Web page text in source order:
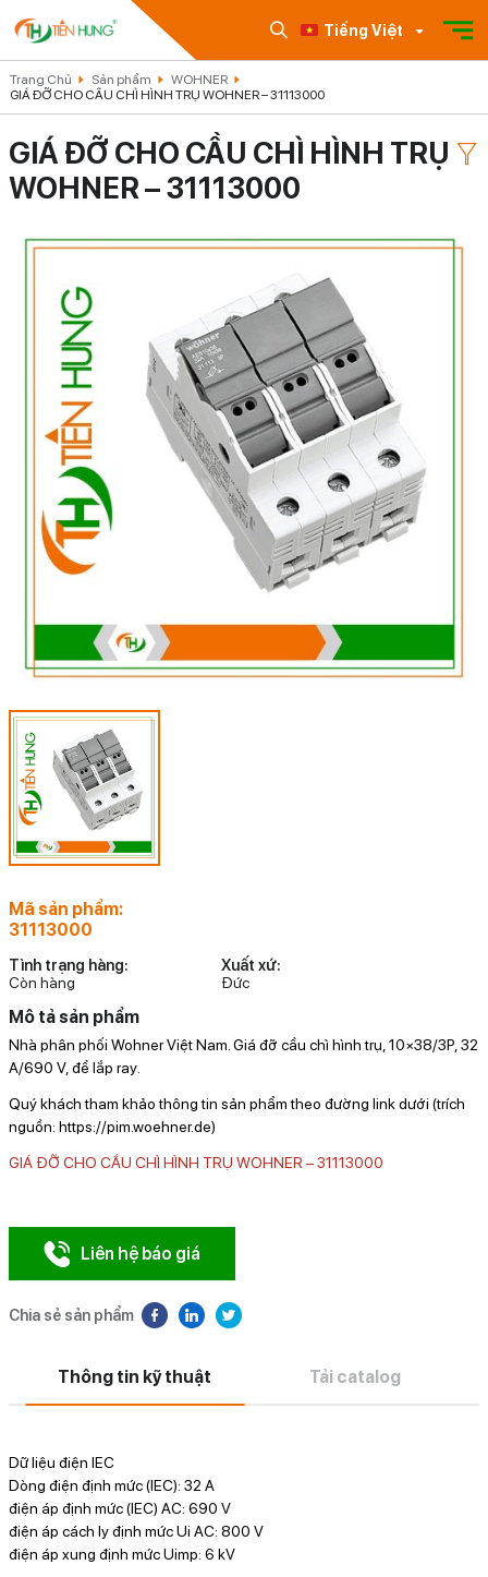
Tiếng Việt
Trang Chủ Sản phẩm
WOHNER
GIÁ ĐỠ CHO CẦU CHÌ HÌNH TRỤ WOHNER – 31113000
GIÁ ĐỠ CHO CẦU CHÌ HÌNH TRỤ
WOHNER – 31113000
Mã sản phẩm:
31113000
Tình trạng hàng:
Còn hàng
Xuất xứ:
Đức
Mô tả sản phẩm
Nhà phân phối Wohner Việt Nam. Giá đỡ cầu chì hình trụ, 10×38/3P, 32
A/690 V, để lắp ray
Quý khách tham khảo thông tin sản phẩm theo đường link dưới (trích
nguồn: https://pim.woehner.de)
GIÁ ĐỠ CHO CẦU CHÌ HÌNH TRỤ WOHNER – 31113000
Liên hệ báo giá
Chia sẻ sản phẩm
Thông tin kỹ thuật Tải catalog
Dữ liệu điện IEC
Dòng điện định mức (IEC): 32 A
điện áp định mức (IEC) AC: 690 V
điện áp cách ly định mức Ui AC: 800 V
điện áp xung định mức Uimp: 6 kV